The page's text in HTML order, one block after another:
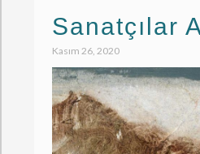
Sanatçılar
Kasım 26, 2020